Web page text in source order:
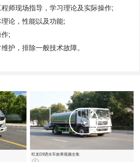
现场指导，学习理论及实际操作;
，性能以及功能;
;
，排除一般技术故障。
旺龙D9洒水车效果视频全集